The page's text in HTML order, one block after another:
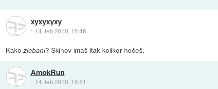
xyxyxyxy
:: 14. feb 2010, 16:48
Kakozjebani? Skinov imaš itak kolikor hočeš.
AmokRun
:: 14. feb 2010, 16:51